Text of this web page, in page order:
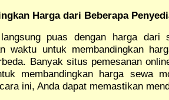
Harga dari Beberapa
puas dengan harga
waktu untuk membandingkan
Banyak situs pemesanan
membandingkan harga sewa
ini, Anda dapat memastikan